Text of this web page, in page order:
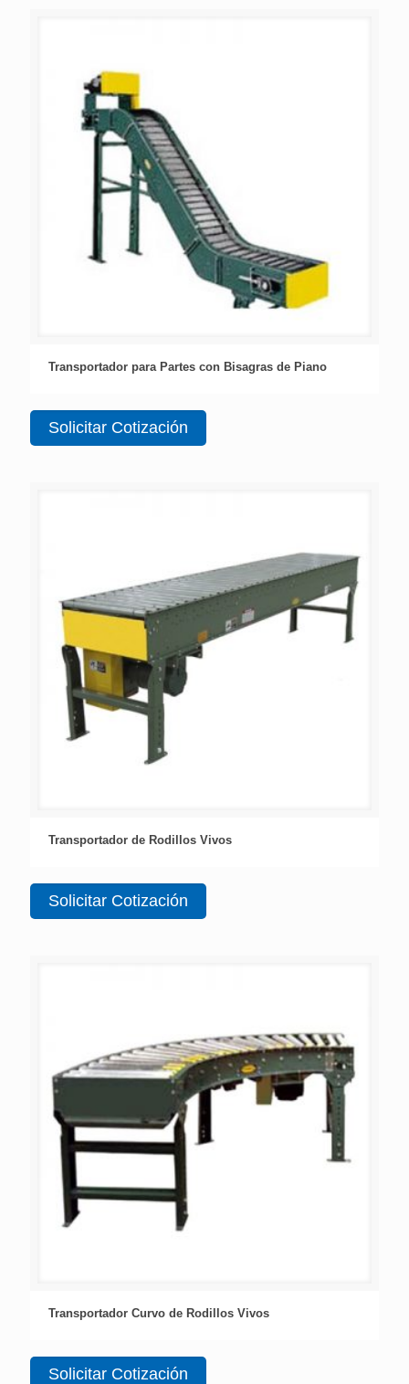
Transportador para Partes con Bisagras de Piano
Solicitar Cotización
Transportador de Rodillos Vivos
Solicitar Cotización
Transportador Curvo de Rodillos Vivos
Solicitar Cotización